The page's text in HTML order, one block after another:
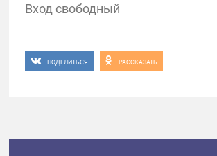
Вход свободный
ПОДЕЛИТЬСЯ РАССКАЗАТЬ